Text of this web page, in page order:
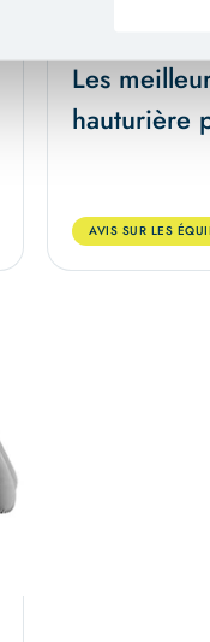
Les
hauturière
AVIS SUR LES